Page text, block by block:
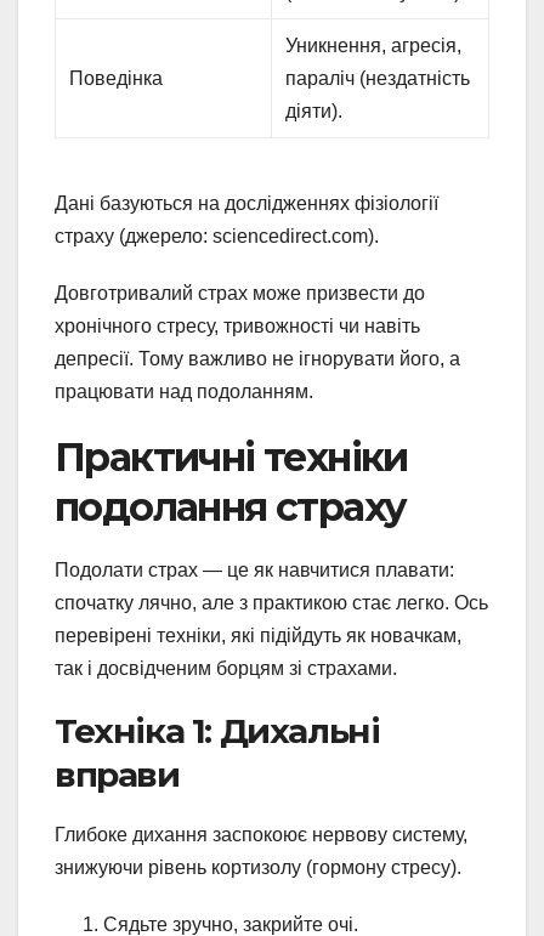
Поведінка
Уникнення, агресія,
параліч (нездатність
діяти).
Дані базуються на дослідженнях фізіології
страху (джерело: sciencedirect.com).
Довготривалий страх може призвести до
хронічного стресу, тривожності чи навіть
депресії. Тому важливо не ігнорувати його, а
працювати над подоланням.
Практичні техніки
подолання страху
Подолати страх — це як навчитися плавати:
спочатку лячно, але з практикою стає легко. Ось
перевірені техніки, які підійдуть як новачкам,
так і досвідченим борцям зі страхами.
Техніка 1: Дихальні
вправи
Глибоке дихання заспокоює нервову систему,
знижуючи рівень кортизолу (гормону стресу).
Сядьте зручно, закрийте очі.